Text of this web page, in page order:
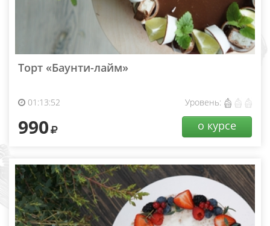
Торт «Баунти-лайм»
01:13:52 Уровень:
990 о курсе